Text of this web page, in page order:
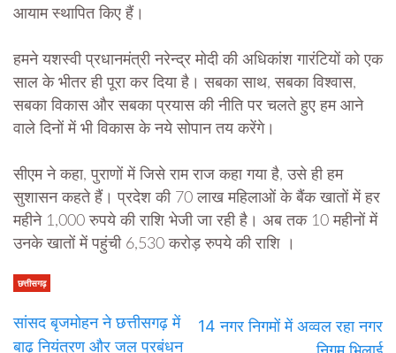
आयाम स्थापित किए हैं।
हमने यशस्वी प्रधानमंत्री नरेन्द्र मोदी की अधिकांश गारंटियों को एक
साल के भीतर ही पूरा कर दिया है। सबका साथ, सबका विश्वास,
सबका विकास और सबका प्रयास की नीति पर चलते हुए हम आने
वाले दिनों में भी विकास के नये सोपान तय करेंगे।
सीएम ने कहा, पुराणों में जिसे राम राज कहा गया है, उसे ही हम
सुशासन कहते हैं। प्रदेश की 70 लाख महिलाओं के बैंक खातों में हर
महीने 1,000 रुपये की राशि भेजी जा रही है। अब तक 10 महीनों में
उनके खातों में पहुंची 6,530 करोड़ रुपये की राशि ।
छत्तीसगढ़
सांसद बृजमोहन ने छत्तीसगढ़ में
बाढ़ नियंत्रण और जल प्रबंधन
14 नगर निगमों में अव्वल रहा नगर